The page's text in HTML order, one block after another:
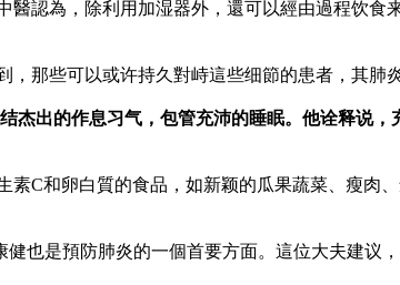
認為，除利用加湿器外，還可以經由過程饮食
那些可以或许持久對峙這些细節的患者，其肺
杰出的作息习气，包管充沛的睡眠。他诠释说
C和卵白質的食品，如新颖的瓜果蔬菜、瘦肉
也是預防肺炎的一個首要方面。這位大夫建议